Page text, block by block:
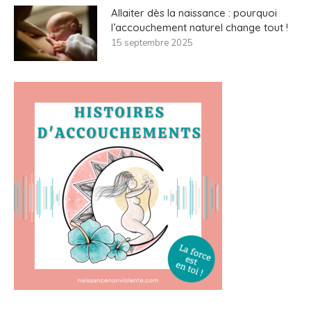
Allaiter dès la naissance : pourquoi
l’accouchement naturel change tout !
15 septembre 2025